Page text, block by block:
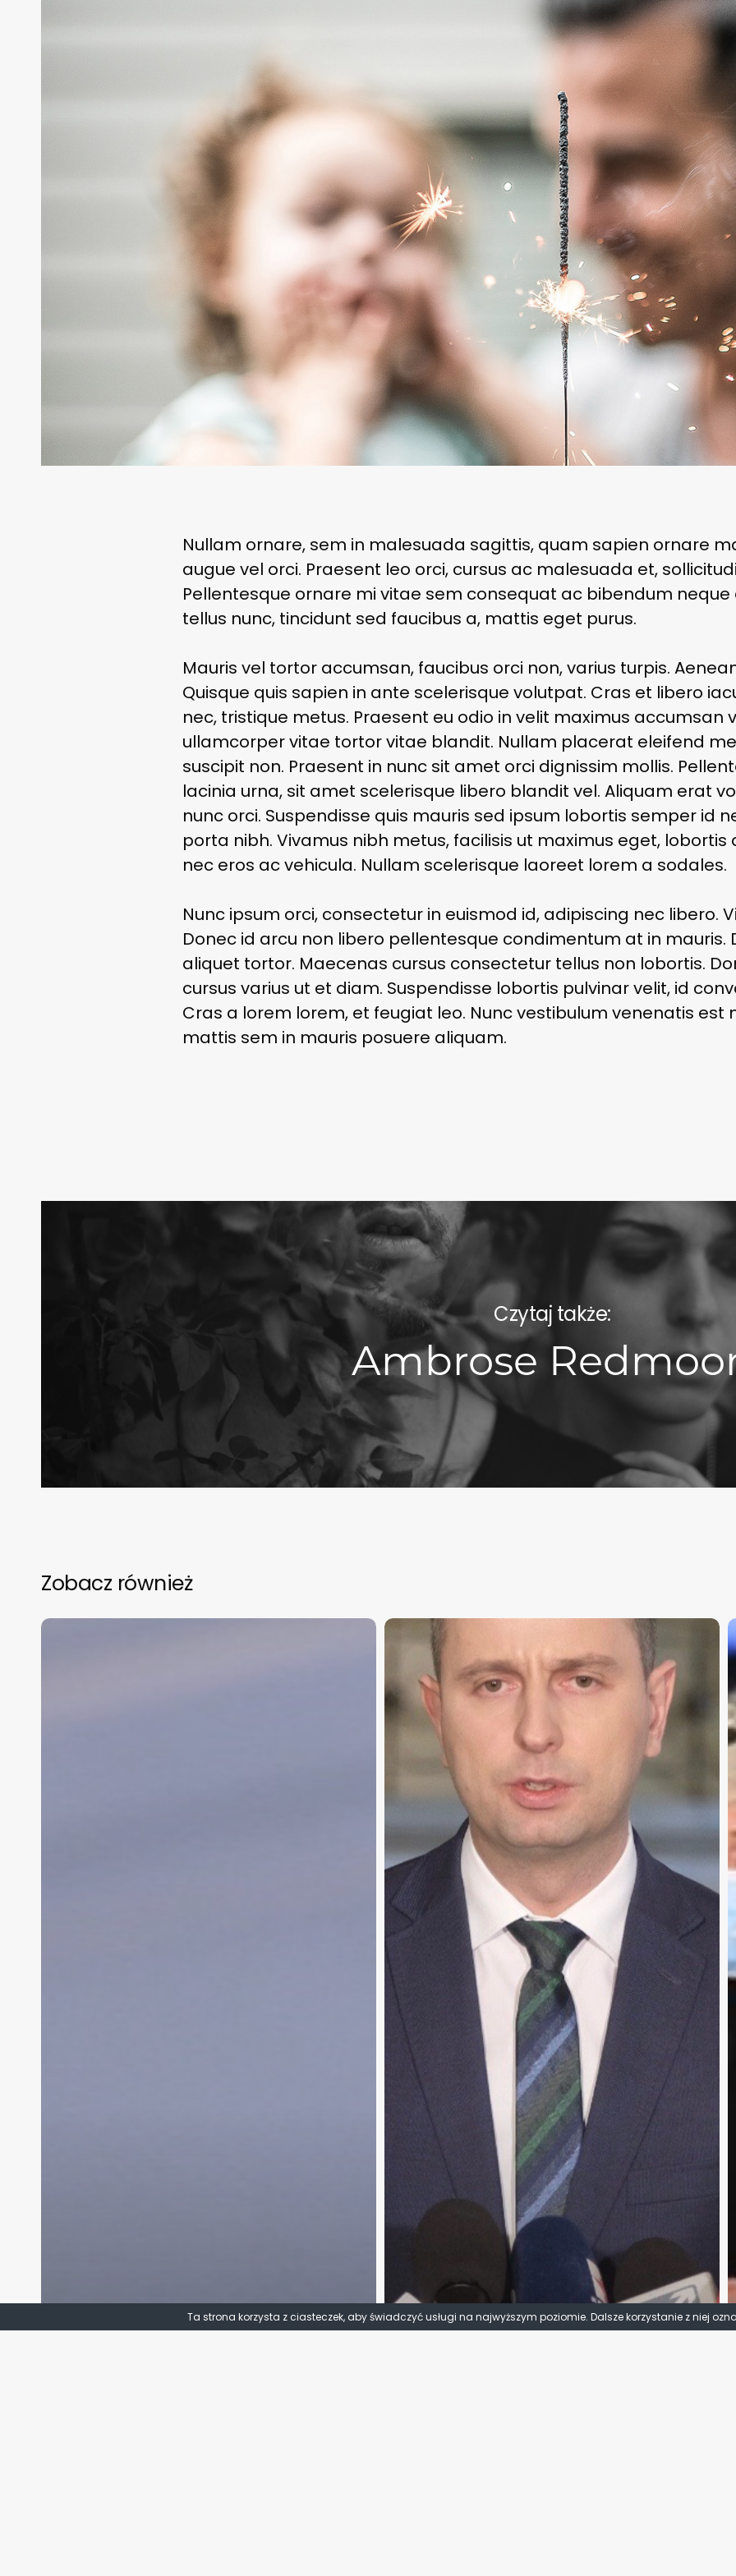
Nullam ornare, sem in malesuada sagittis, quam sapien ornare
augue vel orci. Praesent leo orci, cursus ac malesuada et,
Pellentesque ornare mi vitae sem consequat ac bibendum neque
tellus nunc, tincidunt sed faucibus a, mattis eget purus.
Mauris vel tortor accumsan, faucibus orci non, varius turpis.
Quisque quis sapien in ante scelerisque volutpat. Cras et libero
nec, tristique metus. Praesent eu odio in velit maximus accumsan
ullamcorper vitae tortor vitae blandit. Nullam placerat eleifend
suscipit non. Praesent in nunc sit amet orci dignissim mollis.
lacinia urna, sit amet scelerisque libero blandit vel. Aliquam erat
nunc orci. Suspendisse quis mauris sed ipsum lobortis semper id
porta nibh. Vivamus nibh metus, facilisis ut maximus eget, lobortis
nec eros ac vehicula. Nullam scelerisque laoreet lorem a sodales.
Nunc ipsum orci, consectetur in euismod id, adipiscing nec libero.
Donec id arcu non libero pellentesque condimentum at in mauris.
aliquet tortor. Maecenas cursus consectetur tellus non lobortis.
cursus varius ut et diam. Suspendisse lobortis pulvinar velit, id
Cras a lorem lorem, et feugiat leo. Nunc vestibulum venenatis est
mattis sem in mauris posuere aliquam.
Czytaj także:
Ambrose
Zobacz również
Ta strona korzysta z ciasteczek, aby świadczyć usługi na najwyższym poziomie. Dalsze korzystanie z niej